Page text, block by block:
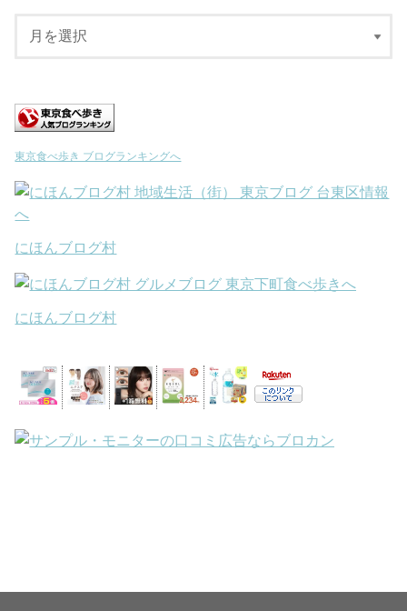
東京食べ歩き ブログランキングへ
にほんブログ村
にほんブログ村